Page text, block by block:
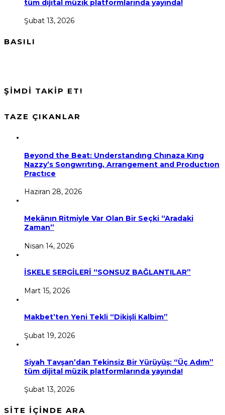
tüm dijital müzik platformlarında yayında!
Şubat 13, 2026
BASILI
ŞİMDİ TAKİP ET!
TAZE ÇIKANLAR
Beyond the Beat: Understandıng Chınaza Kıng
Nazzy’s Songwrıtıng, Arrangement and Productıon
Practıce
Haziran 28, 2026
Mekânın Ritmiyle Var Olan Bir Seçki “Aradaki
Zaman”
Nisan 14, 2026
İSKELE SERGİLERİ “SONSUZ BAĞLANTILAR”
Mart 15, 2026
Makbet’ten Yeni Tekli “Dikişli Kalbim”
Şubat 19, 2026
Siyah Tavşan’dan Tekinsiz Bir Yürüyüş: “Üç Adım”
tüm dijital müzik platformlarında yayında!
Şubat 13, 2026
SİTE İÇİNDE ARA